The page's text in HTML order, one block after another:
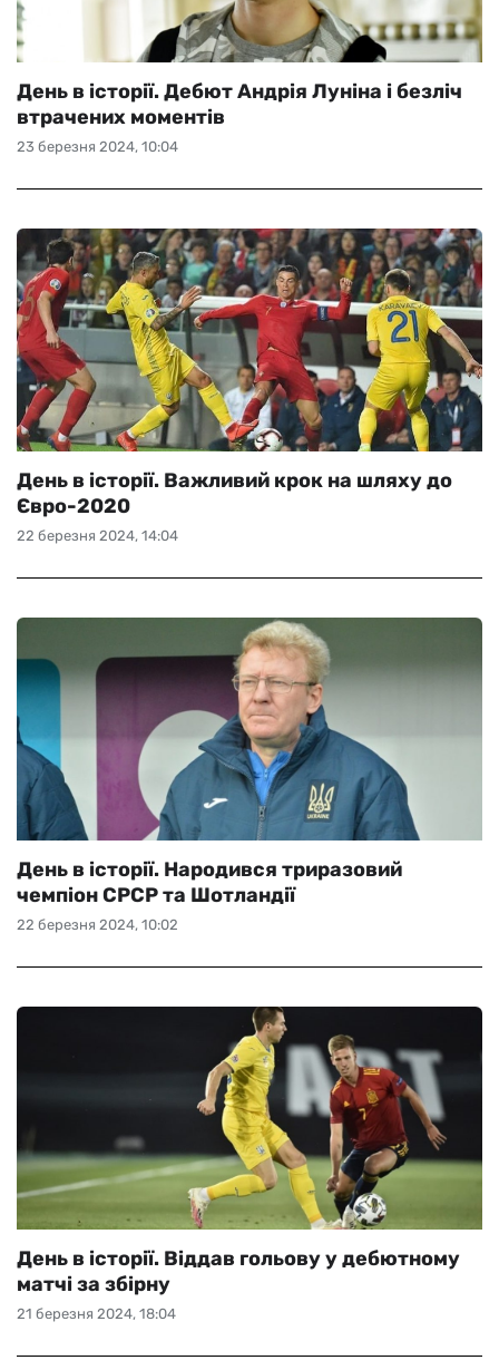
23 березня 2024, 10:04
День в історії. Дебют Андрія Луніна і безліч
втрачених моментів
22 березня 2024, 14:04
День в історії. Важливий крок на шляху до
Євро-2020
22 березня 2024, 10:02
День в історії. Народився триразовий
чемпіон СРСР та Шотландії
21 березня 2024, 18:04
День в історії. Віддав гольову у дебютному
матчі за збірну